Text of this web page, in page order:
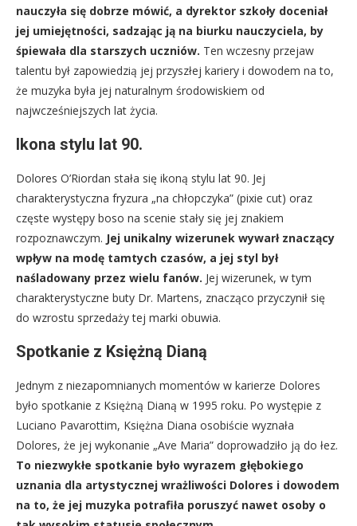
nauczyła się dobrze mówić, a dyrektor szkoły doceniał
jej umiejętności, sadzając ją na biurku nauczyciela, by
śpiewała dla starszych uczniów. Ten wczesny przejaw
talentu był zapowiedzią jej przyszłej kariery i dowodem na to,
że muzyka była jej naturalnym środowiskiem od
najwcześniejszych lat życia.
Ikona stylu lat 90.
Dolores O’Riordan stała się ikoną stylu lat 90. Jej
charakterystyczna fryzura „na chłopczyka” (pixie cut) oraz
częste występy boso na scenie stały się jej znakiem
rozpoznawczym. Jej unikalny wizerunek wywarł znaczący
wpływ na modę tamtych czasów, a jej styl był
naśladowany przez wielu fanów. Jej wizerunek, w tym
charakterystyczne buty Dr. Martens, znacząco przyczynił się
do wzrostu sprzedaży tej marki obuwia.
Spotkanie z Księżną Dianą
Jednym z niezapomnianych momentów w karierze Dolores
było spotkanie z Księżną Dianą w 1995 roku. Po występie z
Luciano Pavarottim, Księżna Diana osobiście wyznała
Dolores, że jej wykonanie „Ave Maria” doprowadziło ją do łez.
To niezwykłe spotkanie było wyrazem głębokiego
uznania dla artystycznej wrażliwości Dolores i dowodem
na to, że jej muzyka potrafiła poruszyć nawet osoby o